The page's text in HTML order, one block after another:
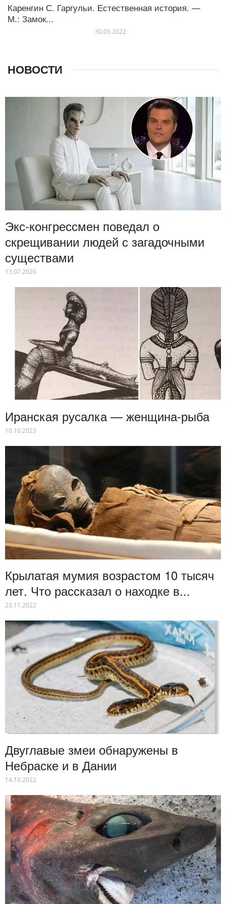
пирамиды)
Философские школы и религиозные течения
Каренгин С. Гаргульи. Естественная история. —
М.: Замок...
30.05.2022
НОВОСТИ
Экс-конгрессмен поведал о
скрещивании людей с загадочными
существами
13.07.2026
Иранская русалка — женщина-рыба
10.10.2023
Крылатая мумия возрастом 10 тысяч
лет. Что рассказал о находке в...
23.11.2022
Двуглавые змеи обнаружены в
Небраске и в Дании
14.10.2022